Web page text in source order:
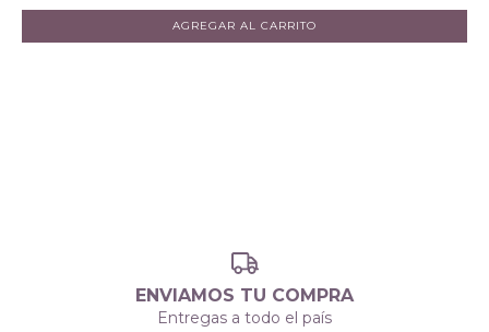
AGREGAR AL CARRITO
ENVIAMOS TU COMPRA
Entregas a todo el país